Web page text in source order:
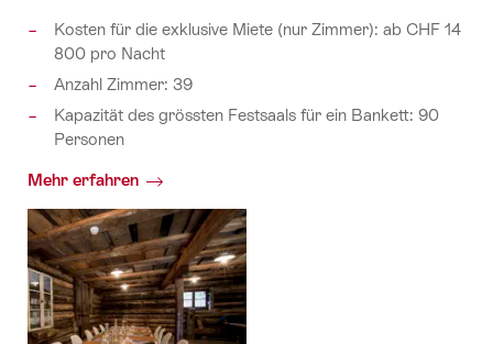
Kosten für die exklusive Miete (nur Zimmer): ab CHF 14
800 pro Nacht
Anzahl Zimmer: 39
Kapazität des grössten Festsaals für ein Bankett: 90
Personen
Mehr erfahren